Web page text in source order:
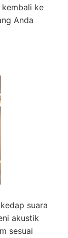
kembali ke
Anda
suara
akustik
sesuai